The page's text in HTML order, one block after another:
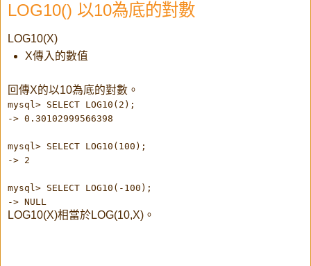
LOG10() 以10為底的對數
LOG10(X)
X傳入的數值
回傳X的以10為底的對數。
mysql> SELECT LOG10(2);
-> 0.30102999566398
mysql> SELECT LOG10(100);
-> 2
mysql> SELECT LOG10(-100);
-> NULL
LOG10(X)相當於LOG(10,X)。